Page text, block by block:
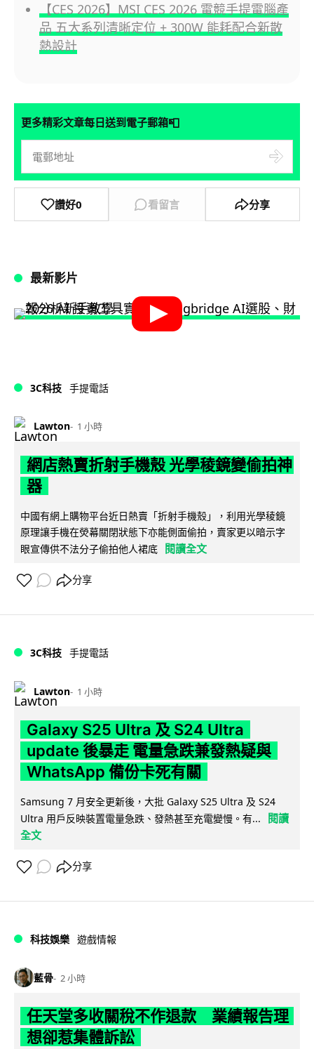
【CES 2026】MSI CES 2026 電競手提電腦產
品 五大系列清晰定位 + 300W 能耗配合新散
熱設計
更多精彩文章每日送到電子郵箱📮
讚好0 看留言 分享
最新影片
3C科技 手提電話
Lawton 1 小時
網店熱賣折射手機殼 光學稜鏡變偷拍神
器
中國有網上購物平台近日熱賣「折射手機殼」，利用光學稜鏡
原理讓手機在熒幕關閉狀態下亦能側面偷拍，賣家更以暗示字
眼宣傳供不法分子偷拍他人裙底 閱讀全文
分享
3C科技 手提電話
Lawton 1 小時
Galaxy S25 Ultra 及 S24 Ultra
update 後暴走 電量急跌兼發熱疑與
WhatsApp 備份卡死有關
Samsung 7 月安全更新後，大批 Galaxy S25 Ultra 及 S24
Ultra 用戶反映裝置電量急跌、發熱甚至充電變慢。有...
閱讀
全文
分享
科技娛樂 遊戲情報
藍骨 2 小時
任天堂多收關稅不作退款 業績報告理
想卻惹集體訴訟